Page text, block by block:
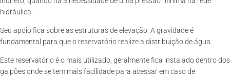
hidráulica.
Seu apoio fica sobre as estruturas de elevação. A gravidade é
fundamental para que o reservatório realize a distribuição de água.
Este reservatório é o mais utilizado, geralmente fica instalado dentro dos
galpões onde se tem mais facilidade para acessar em caso de